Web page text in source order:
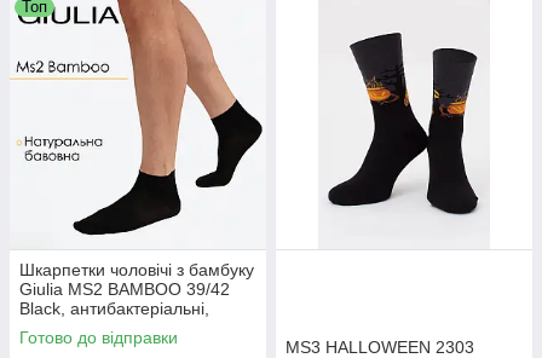
Топ
Шкарпетки чоловічі з бамбуку
Giulia MS2 BAMBOO 39/42
Black, антибактеріальні,
середньої висоти
Готово до відправки
MS3 HALLOWEEN 2303